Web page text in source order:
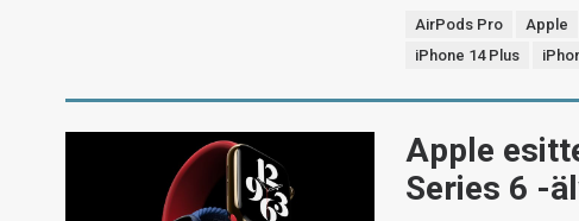
AirPods Pro Apple
iPhone 14 Plus
Apple
Series 6 -